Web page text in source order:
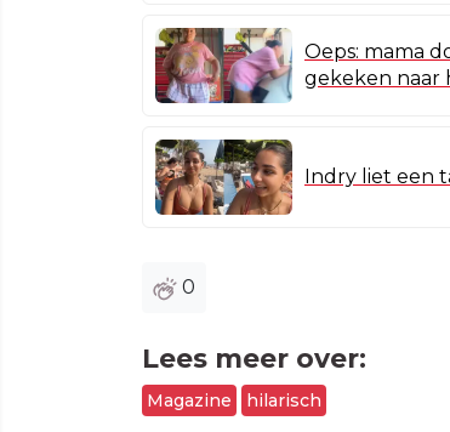
Oeps: mama
gekeken naar
Indry liet een
0
Lees meer over:
Magazine hilarisch